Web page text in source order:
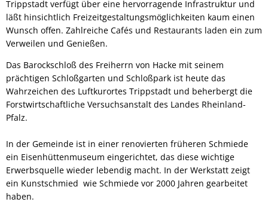
Trippstadt verfügt über eine hervorragende Infrastruktur und
läßt hinsichtlich Freizeitgestaltungsmöglichkeiten kaum einen
Wunsch offen. Zahlreiche Cafés und Restaurants laden ein zum
Verweilen und Genießen.
Das Barockschloß des Freiherrn von Hacke mit seinem
prächtigen Schloßgarten und Schloßpark ist heute das
Wahrzeichen des Luftkurortes Trippstadt und beherbergt die
Forstwirtschaftliche Versuchsanstalt des Landes Rheinland-
Pfalz.
In der Gemeinde ist in einer renovierten früheren Schmiede
ein Eisenhüttenmuseum eingerichtet, das diese wichtige
Erwerbsquelle wieder lebendig macht. In der Werkstatt zeigt
ein Kunstschmied wie Schmiede vor 2000 Jahren gearbeitet
haben.